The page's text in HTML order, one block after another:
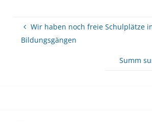
Wir haben noch freie Schulplätze
Bildungsgängen
Summ